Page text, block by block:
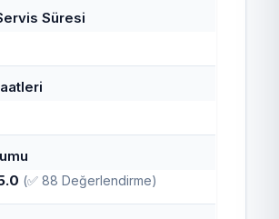
Süresi
(✅ 88 Değerlendirme)